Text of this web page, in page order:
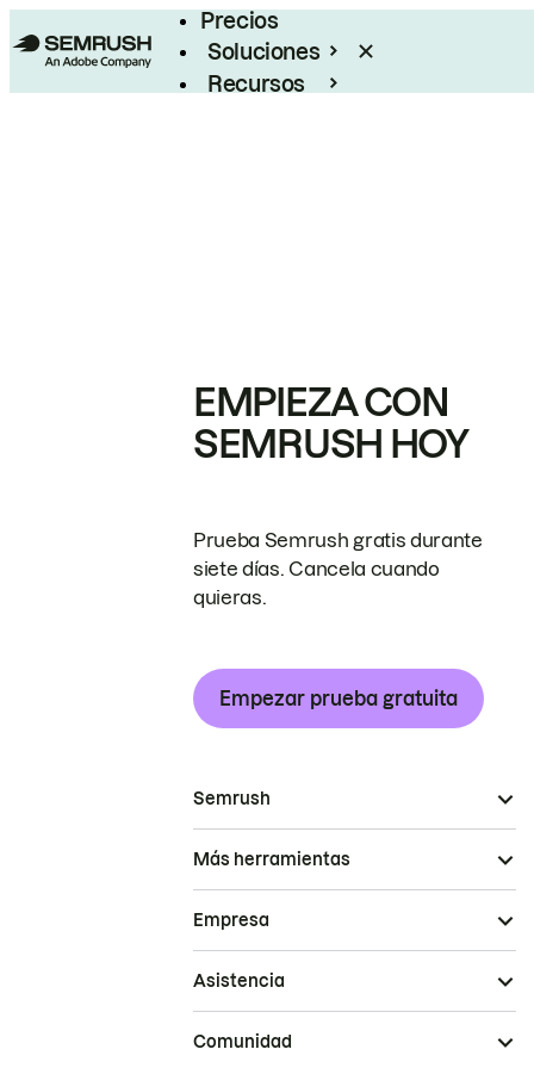
Precios
Soluciones
Recursos
EMPIEZA CON
SEMRUSH HOY
Prueba Semrush gratis durante
siete días. Cancela cuando
quieras.
Empezar prueba gratuita
Semrush
Más herramientas
Empresa
Asistencia
Comunidad